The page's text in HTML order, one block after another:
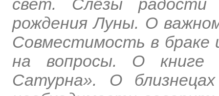
рождения Луны. О
Совместимость в
на вопросы. О книге
Сатурна». О